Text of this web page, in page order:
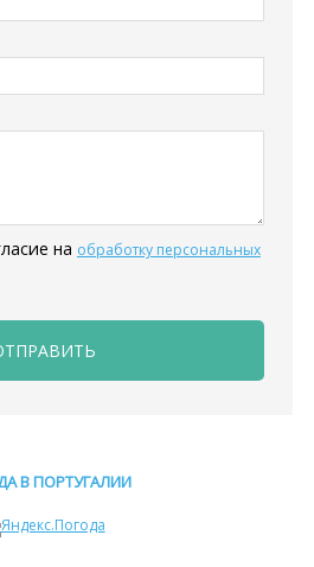
на обработку персональных
В ПОРТУГАЛИИ